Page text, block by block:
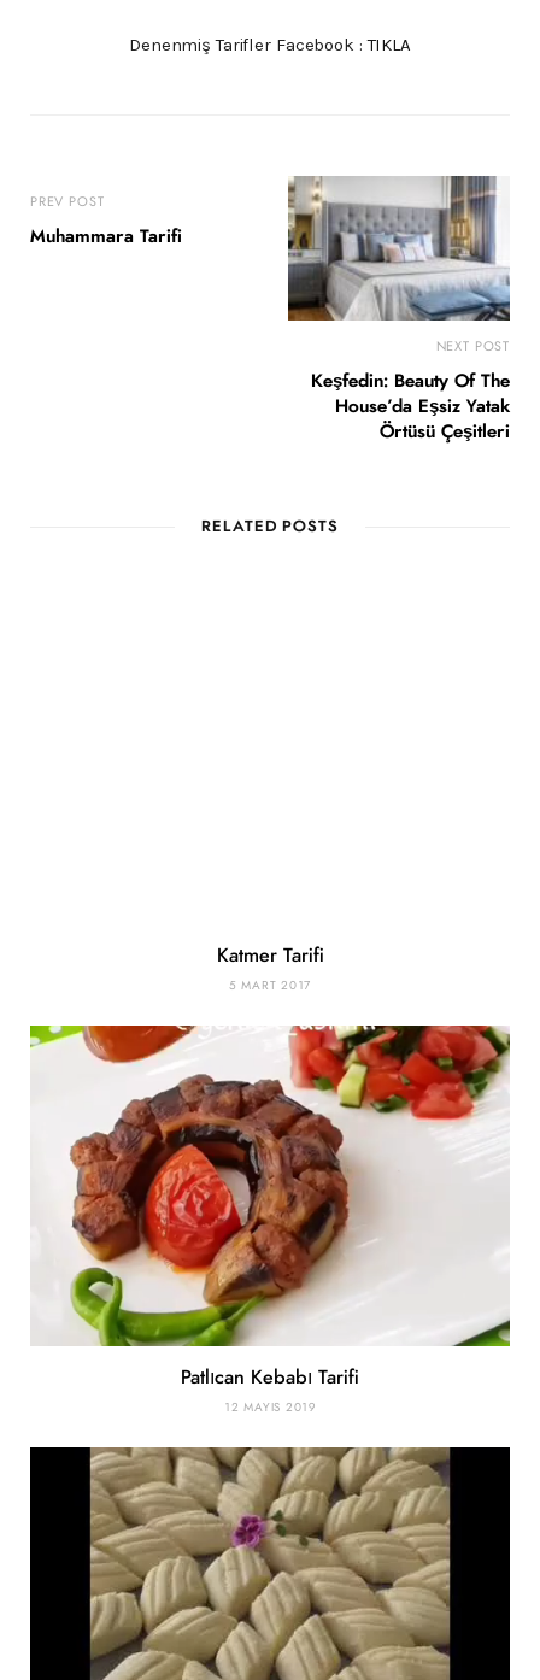
Denenmiş Tarifler Facebook :TIKLA
PREV POST
Muhammara Tarifi
NEXT POST
Keşfedin: Beauty Of The
House’da Eşsiz Yatak
Örtüsü Çeşitleri
RELATED POSTS
Katmer Tarifi
5 MART 2017
Patlıcan Kebabı Tarifi
12 MAYIS 2019